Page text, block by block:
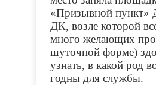
«Призывной пункт»
ДК, возле которой
много желающих
шуточной форме)
узнать, в какой род
годны для службы.